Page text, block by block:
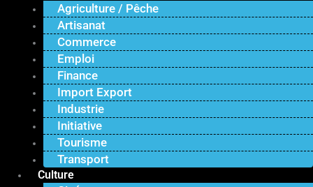
Agriculture / Pêche
Artisanat
Commerce
Emploi
Finance
Import Export
Industrie
Initiative
Tourisme
Transport
Culture